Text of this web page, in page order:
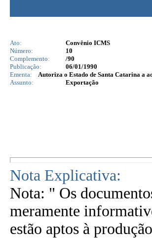
Ato:
Convênio ICMS
Número:
10
Complemento:
/90
Publicação:
06/01/1990
Ementa:
Autoriza o Estado de Santa Catarina a
Assunto:
Exportação
Nota Explicativa:
Nota: " Os
meramente
estão aptos à